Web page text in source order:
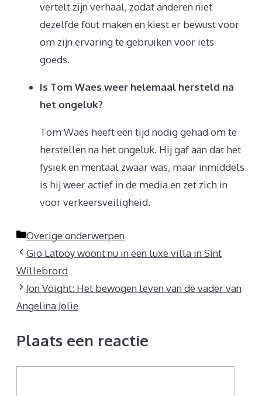
vertelt zijn verhaal, zodat anderen niet
dezelfde fout maken en kiest er bewust voor
om zijn ervaring te gebruiken voor iets
goeds.
Is Tom Waes weer helemaal hersteld na
het ongeluk?
Tom Waes heeft een tijd nodig gehad om te
herstellen na het ongeluk. Hij gaf aan dat het
fysiek en mentaal zwaar was, maar inmiddels
is hij weer actief in de media en zet zich in
voor verkeersveiligheid.
Categorieën
Overige onderwerpen
Gio Latooy woont nu in een luxe villa in Sint
Willebrord
Jon Voight: Het bewogen leven van de vader van
Angelina Jolie
Plaats een reactie